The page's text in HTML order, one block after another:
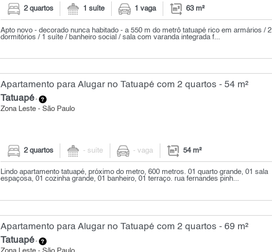
2 quartos 1 suíte 1 vaga 63 m²
Apto novo - decorado nunca habitado - a 550 m do metrô tatuapé rico em armários / 2
dormitórios / 1 suíte / banheiro social / sala com varanda integrada f...
Apartamento para Alugar no Tatuapé com 2 quartos - 54 m²
Tatuapé-
Zona Leste - São Paulo
2 quartos - suíte - vaga 54 m²
Lindo apartamento tatuapé, próximo do metro, 600 metros. 01 quarto grande, 01 sala
espaçosa, 01 cozinha grande, 01 banheiro, 01 terraço. rua fernandes pinh...
Apartamento para Alugar no Tatuapé com 2 quartos - 69 m²
Tatuapé-